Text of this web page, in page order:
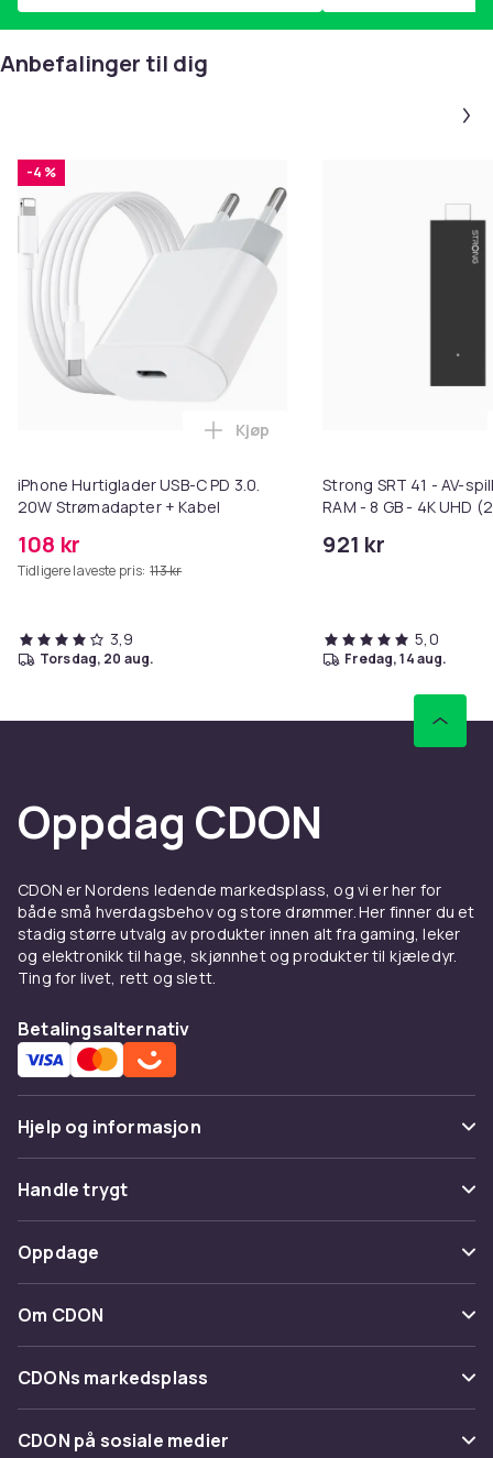
Anbefalinger til dig
-4 %
iPhone Hurtiglader USB-C PD 3.0.
20W Strømadapter + Kabel
108 kr
Tidligere laveste pris: 113 kr
Legg iPhone Hurtiglader USB-C
Kjøp
3,9
torsdag, 20 aug.
Strong SRT 41 - AV-
RAM - 8 GB - 4K UHD
921 kr
5,0
fredag, 14 aug.
Oppdag CDON
CDON er Nordens ledende markedsplass, og vi er her for
både små hverdagsbehov og store drømmer. Her finner du et
stadig større utvalg av produkter innen alt fra gaming, leker
og elektronikk til hage, skjønnhet og produkter til kjæledyr.
Ting for livet, rett og slett.
Betalingsalternativ
Hjelp og informasjon
Vanlige spørsmål
Spor pakke
Angre & returner her
Kontakt oss
Handle trygt
Betaling
Levering
Tilbakekallinger
Oppdage
Kategorier
Varemerker
Om CDON
Om oss
Kundeanmeldelser
CDONs markedsplass
Merchant Help Center
CDON på sosiale medier